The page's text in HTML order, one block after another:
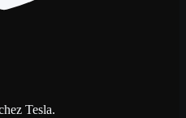
Tesla.